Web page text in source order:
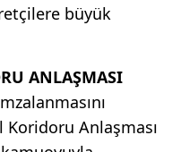
büyük
ANLAŞMASI
Koridoru Anlaşması